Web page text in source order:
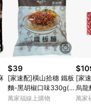
品之品牌：特力
並獨立計算點數回
$39
[家速配]橫山拾穗 鐵板
麵-黑胡椒口味330g(冷
藏)※因配送關係實際到
萬家福線上購物
[家
烏龍
萬家